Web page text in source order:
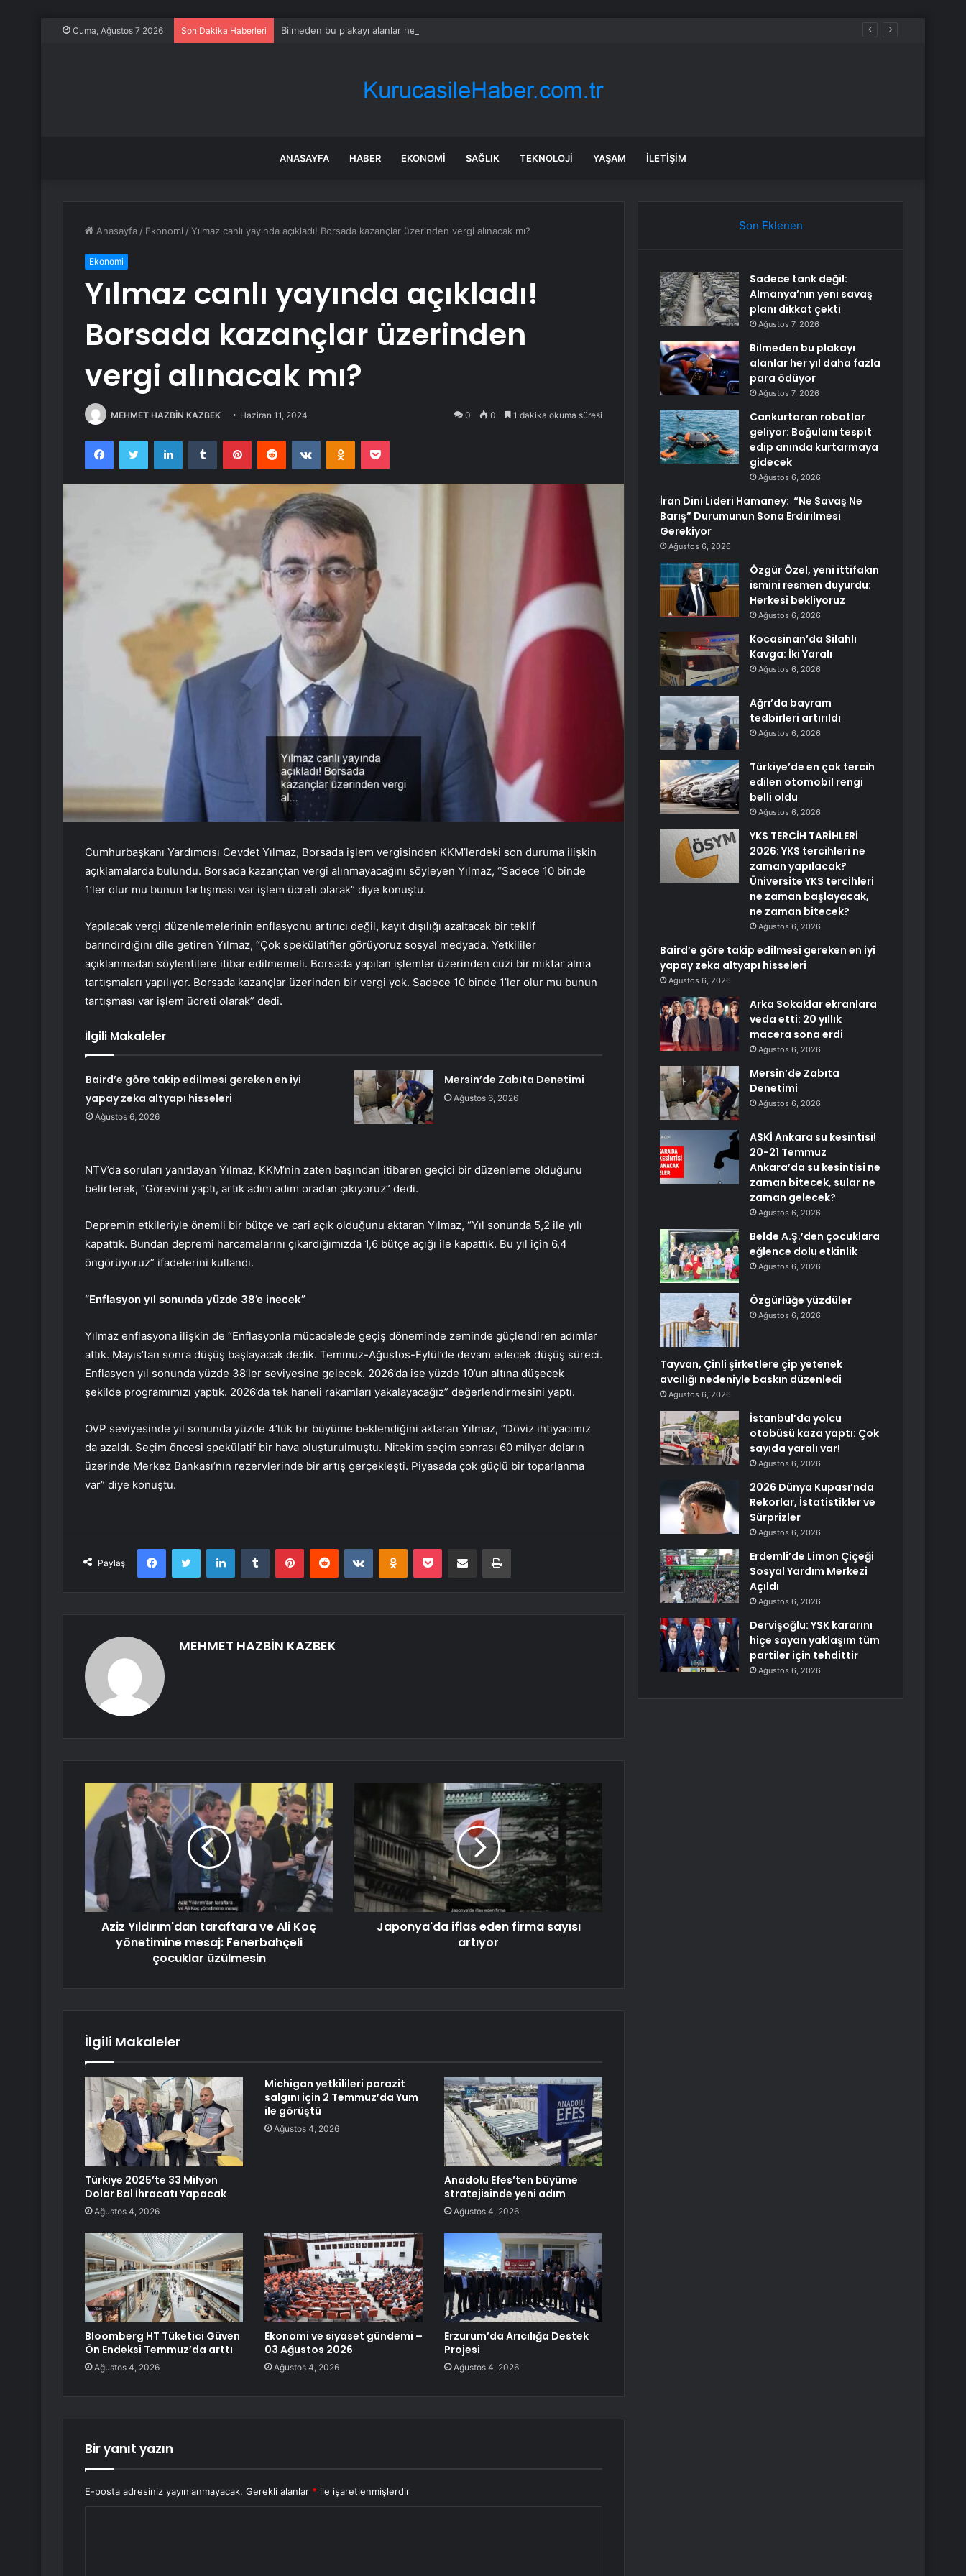
Cuma, Ağustos 7 2026 Son Dakika Haberleri Bilmeden bu plakayı alanlar her yıl daha fazla para ödüyor
ANASAYFA HABER EKONOMI SAĞLIK TEKNOLOJI YAŞAM İLETIŞIM
Anasayfa / Ekonomi /Yılmaz canlı yayında açıkladı! Borsada kazançlar üzerinden vergi alınacak mı?
Ekonomi
Yılmaz canlı yayında açıkladı!
Borsada kazançlar üzerinden
vergi alınacak mı?
MEHMET HAZBİN KAZBEK Haziran 11, 2024 0 0 1 dakika okuma süresi
FacebookTwitter LinkedInTumblr PinterestReddit VKontakteOdnoklassniki
Pocket
Cumhurbaşkanı Yardımcısı Cevdet Yılmaz, Borsada işlem vergisinden KKM’lerdeki son duruma ilişkin
açıklamalarda bulundu. Borsada kazançtan vergi alınmayacağını söyleyen Yılmaz, “Sadece 10 binde
1’ler olur mu bunun tartışması var işlem ücreti olarak” diye konuştu.
Yapılacak vergi düzenlemelerinin enflasyonu artırıcı değil, kayıt dışılığı azaltacak bir teklif
barındırdığını dile getiren Yılmaz, “Çok spekülatifler görüyoruz sosyal medyada. Yetkililer
açıklanmadan söylentilere itibar edilmemeli. Borsada yapılan işlemler üzerinden cüzi bir miktar alma
tartışmaları yapılıyor. Borsada kazançlar üzerinden bir vergi yok. Sadece 10 binde 1’ler olur mu bunun
tartışması var işlem ücreti olarak” dedi.
İlgili Makaleler
Baird’e göre takip edilmesi gereken en iyi
yapay zeka altyapı hisseleri
Ağustos 6, 2026
Mersin’de Zabıta Denetimi
Ağustos 6, 2026
NTV’da soruları yanıtlayan Yılmaz, KKM’nin zaten başından itibaren geçici bir düzenleme olduğunu
belirterek, “Görevini yaptı, artık adım adım oradan çıkıyoruz” dedi.
Depremin etkileriyle önemli bir bütçe ve cari açık olduğunu aktaran Yılmaz, “Yıl sonunda 5,2 ile yılı
kapattık. Bundan depremi harcamalarını çıkardığımızda 1,6 bütçe açığı ile kapattık. Bu yıl için 6,4
öngörüyoruz” ifadelerini kullandı.
“Enflasyon yıl sonunda yüzde 38’e inecek”
Yılmaz enflasyona ilişkin de “Enflasyonla mücadelede geçiş döneminde zeminde güçlendiren adımlar
attık. Mayıs’tan sonra düşüş başlayacak dedik. Temmuz-Ağustos-Eylül’de devam edecek düşüş süreci.
Enflasyon yıl sonunda yüzde 38’ler seviyesine gelecek. 2026’da ise yüzde 10’un altına düşecek
şekilde programımızı yaptık. 2026’da tek haneli rakamları yakalayacağız” değerlendirmesini yaptı.
OVP seviyesinde yıl sonunda yüzde 4’lük bir büyüme beklendiğini aktaran Yılmaz, “Döviz ihtiyacımız
da azaldı. Seçim öncesi spekülatif bir hava oluşturulmuştu. Nitekim seçim sonrası 60 milyar doların
üzerinde Merkez Bankası’nın rezervlerinde bir artış gerçekleşti. Piyasada çok güçlü bir toparlanma
var” diye konuştu.
Paylaş
FacebookTwitter LinkedInTumblr PinterestReddit VKontakteOdnoklassniki
Pocket E-Posta ile paylaş Yazdır
MEHMET HAZBİN KAZBEK
Aziz Yıldırım'dan taraftara ve Ali Koç
yönetimine mesaj: Fenerbahçeli
çocuklar üzülmesin
Japonya'da iflas eden firma sayısı
artıyor
İlgili Makaleler
Türkiye 2025’te 33 Milyon
Dolar Bal İhracatı Yapacak
Ağustos 4, 2026
Michigan yetkilileri parazit
salgını için 2 Temmuz’da Yum
ile görüştü
Ağustos 4, 2026
Anadolu Efes’ten büyüme
stratejisinde yeni adım
Ağustos 4, 2026
Bloomberg HT Tüketici Güven
Ön Endeksi Temmuz’da arttı
Ağustos 4, 2026
Ekonomi ve siyaset gündemi –
03 Ağustos 2026
Ağustos 4, 2026
Erzurum’da Arıcılığa Destek
Projesi
Ağustos 4, 2026
Bir yanıt yazın
E-posta adresiniz yayınlanmayacak. Gerekli alanlar * ile işaretlenmişlerdir
Son Eklenen
Sadece tank değil:
Almanya’nın yeni savaş
planı dikkat çekti
Ağustos 7, 2026
Bilmeden bu plakayı
alanlar her yıl daha fazla
para ödüyor
Ağustos 7, 2026
Cankurtaran robotlar
geliyor: Boğulanı tespit
edip anında kurtarmaya
gidecek
Ağustos 6, 2026
İran Dini Lideri Hamaney: “Ne Savaş Ne
Barış” Durumunun Sona Erdirilmesi
Gerekiyor
Ağustos 6, 2026
Özgür Özel, yeni ittifakın
ismini resmen duyurdu:
Herkesi bekliyoruz
Ağustos 6, 2026
Kocasinan’da Silahlı
Kavga: İki Yaralı
Ağustos 6, 2026
Ağrı’da bayram
tedbirleri artırıldı
Ağustos 6, 2026
Türkiye’de en çok tercih
edilen otomobil rengi
belli oldu
Ağustos 6, 2026
YKS TERCİH TARİHLERİ
2026: YKS tercihleri ne
zaman yapılacak?
Üniversite YKS tercihleri
ne zaman başlayacak,
ne zaman bitecek?
Ağustos 6, 2026
Baird’e göre takip edilmesi gereken en iyi
yapay zeka altyapı hisseleri
Ağustos 6, 2026
Arka Sokaklar ekranlara
veda etti: 20 yıllık
macera sona erdi
Ağustos 6, 2026
Mersin’de Zabıta
Denetimi
Ağustos 6, 2026
ASKİ Ankara su kesintisi!
20-21 Temmuz
Ankara’da su kesintisi ne
zaman bitecek, sular ne
zaman gelecek?
Ağustos 6, 2026
Belde A.Ş.’den çocuklara
eğlence dolu etkinlik
Ağustos 6, 2026
Özgürlüğe yüzdüler
Ağustos 6, 2026
Tayvan, Çinli şirketlere çip yetenek
avcılığı nedeniyle baskın düzenledi
Ağustos 6, 2026
İstanbul’da yolcu
otobüsü kaza yaptı: Çok
sayıda yaralı var!
Ağustos 6, 2026
2026 Dünya Kupası’nda
Rekorlar, İstatistikler ve
Sürprizler
Ağustos 6, 2026
Erdemli’de Limon Çiçeği
Sosyal Yardım Merkezi
Açıldı
Ağustos 6, 2026
Dervişoğlu: YSK kararını
hiçe sayan yaklaşım tüm
partiler için tehdittir
Ağustos 6, 2026